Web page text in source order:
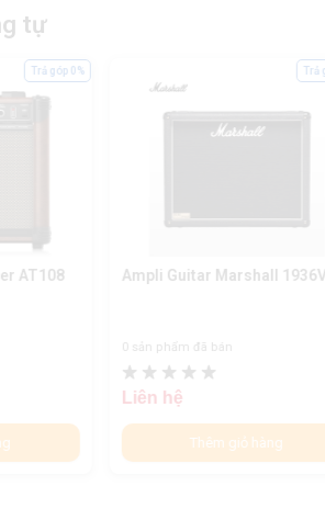
tự
AT108
Trả góp 0%
Ampli Guitar Marshall 1936V
0 sản phẩm đã bán
Liên hệ
Thêm giỏ hàng
Trả